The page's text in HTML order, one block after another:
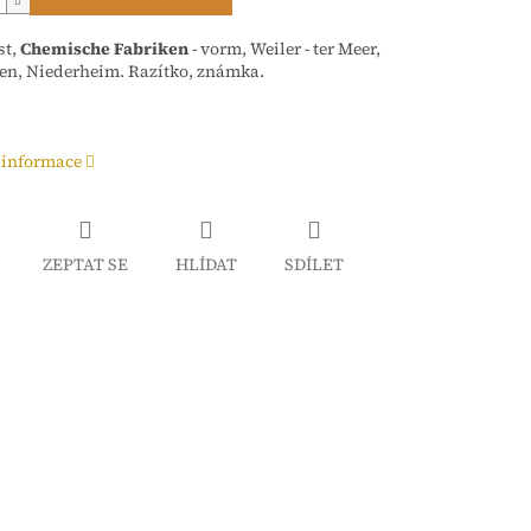
Chemische Fabriken- vorm, Weiler - ter Meer,
Niederheim. Razítko, známka.
ZEPTAT SE HLÍDAT SDÍLET